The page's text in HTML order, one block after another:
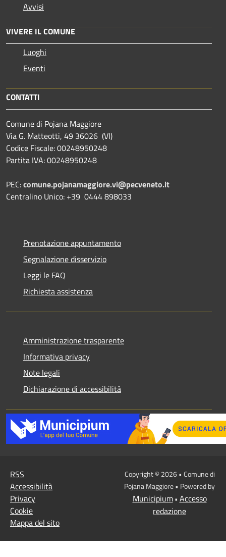
Avvisi
VIVERE IL COMUNE
Luoghi
Eventi
CONTATTI
Comune di Pojana Maggiore
Via G. Matteotti, 49 36026 (VI)
Codice Fiscale: 00248950248
Partita IVA: 00248950248
PEC:comune.pojanamaggiore.vi@pecveneto.it
Centralino Unico: +39 0444 898033
Prenotazione appuntamento
Segnalazione disservizio
Leggi le FAQ
Richiesta assistenza
Amministrazione trasparente
Informativa privacy
Note legali
Dichiarazione di accessibilità
RSS
Accessibilità
Privacy
Cookie
Mappa del sito
Copyright © 2026 • Comune di
Pojana Maggiore • Powered by
Municipium• Accesso
redazione